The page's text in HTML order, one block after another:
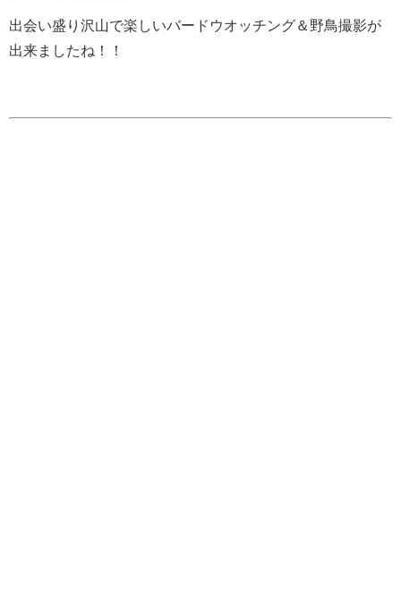
出会い盛り沢山で楽しいバードウオッチング＆野鳥撮影が
出来ましたね！！